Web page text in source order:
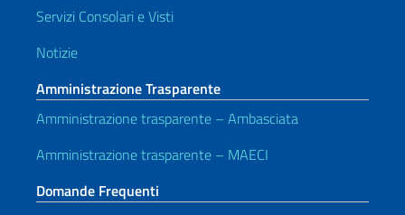
Servizi Consolari e Visti
Notizie
Amministrazione Trasparente
Amministrazione trasparente – Ambasciata
Amministrazione trasparente – MAECI
Domande Frequenti